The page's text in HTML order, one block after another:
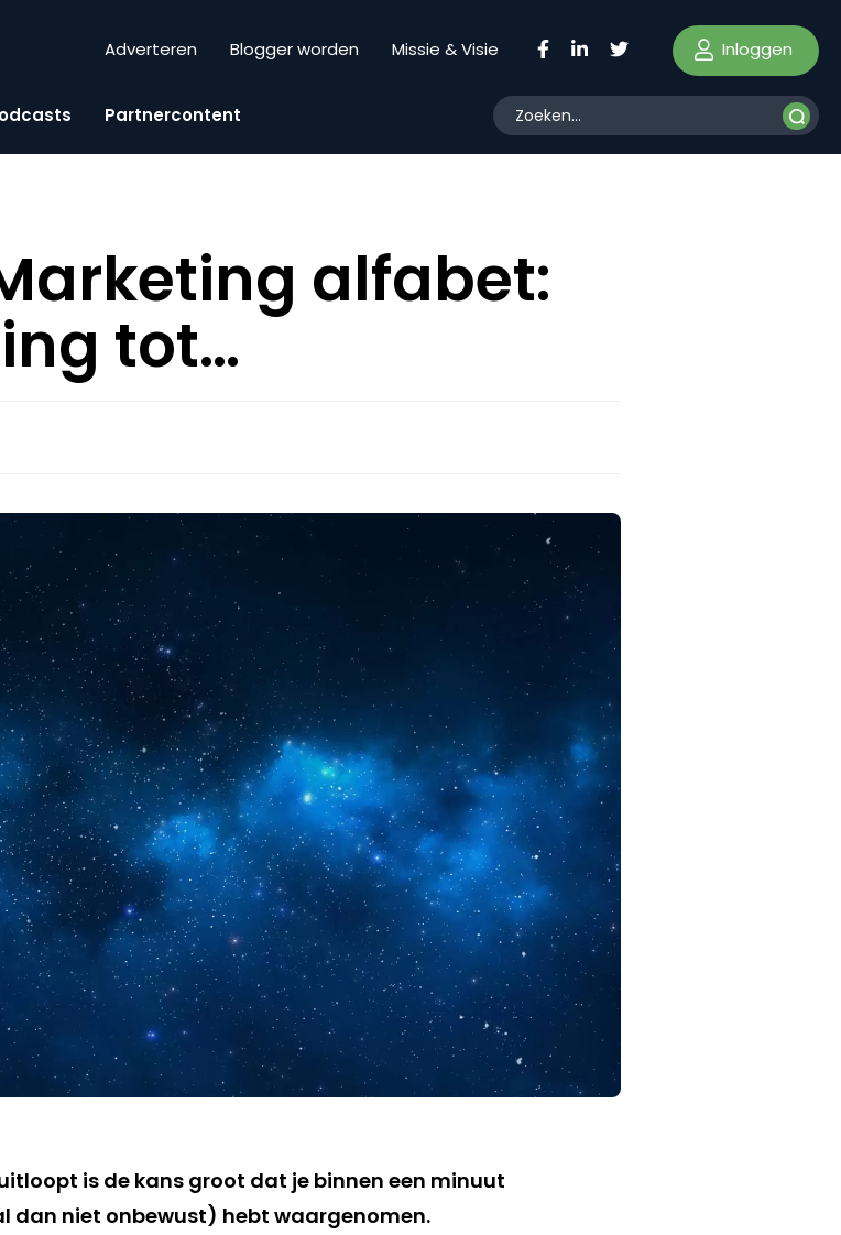
Adverteren Blogger worden Missie & Visie Inloggen
Partnercontent
alfabet:
tot…
is de kans groot dat je binnen een minuut
dan niet onbewust) hebt waargenomen.